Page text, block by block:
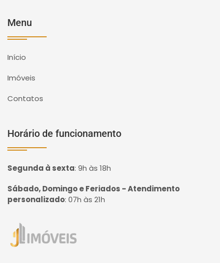
Menu
Início
Imóveis
Contatos
Horário de funcionamento
Segunda à sexta: 9h às 18h
Sábado, Domingo e Feriados - Atendimento
personalizado: 07h às 21h
Página inicial